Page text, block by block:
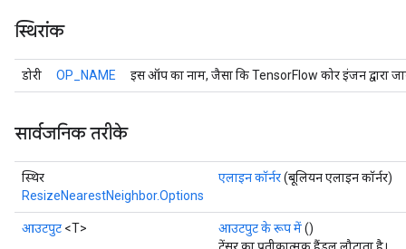
स्थिरांक
डोरी OP_NAME इस ऑप का नाम, जैसा कि TensorFlow कोर इंजन द्वारा
सार्वजनिक तरीके
स्थिर
ResizeNearestNeighbor.Options
एलाइन कॉर्नर(बूलियन एलाइन कॉर्नर)
आउटपुट <T> आउटपुट के रूप में()